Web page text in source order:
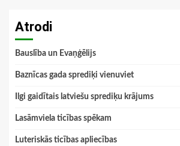
Atrodi
Bauslība un Evaņģēlijs
Baznīcas gada sprediķi vienuviet
Ilgi gaidītais latviešu sprediķu krājums
Lasāmviela ticības spēkam
Luteriskās ticības apliecības